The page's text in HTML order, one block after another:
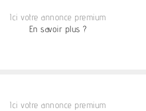
Ici votre annonce premium
En savoir plus ?
Ici votre annonce premium